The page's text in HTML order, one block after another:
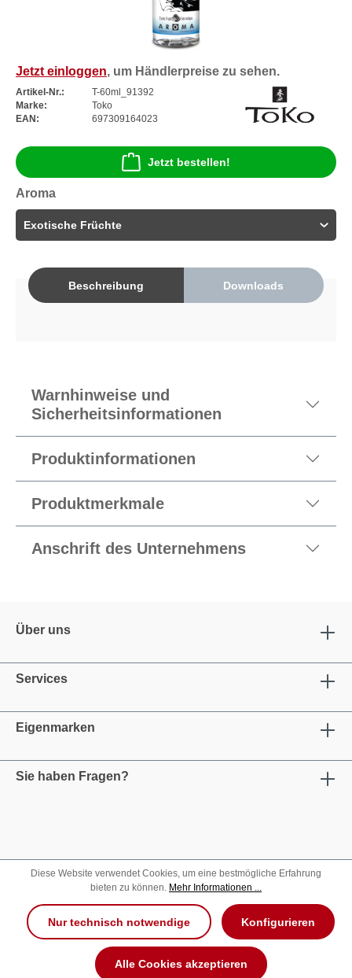
Jetzt einloggen, um Händlerpreise zu sehen.
Artikel-Nr.:
T-60ml_91392
Marke:
Toko
EAN:
697309164023
Jetzt bestellen!
Aroma
Beschreibung Downloads
Warnhinweise und
Sicherheitsinformationen
Produktinformationen
Produktmerkmale
Anschrift des Unternehmens
Über uns
Services
Eigenmarken
Sie haben Fragen?
Diese Website verwendet Cookies, um eine bestmögliche Erfahrung
bieten zu können. Mehr Informationen ...
Nur technisch notwendige Konfigurieren
Alle Cookies akzeptieren